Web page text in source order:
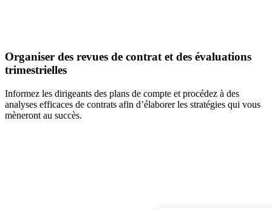
Organiser des revues de contrat et des évaluations
trimestrielles
Informez les dirigeants des plans de compte et procédez à des
analyses efficaces de contrats afin d’élaborer les stratégies qui vous
mèneront au succès.